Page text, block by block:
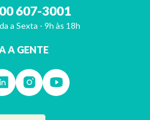
607-3001
a Sexta - 9h às 18h
A GENTE